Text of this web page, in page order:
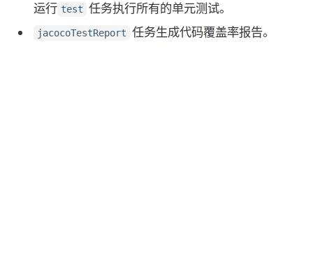
运行 test 任务执行所有的单元测试。
jacocoTestReport 任务生成代码覆盖率报告。